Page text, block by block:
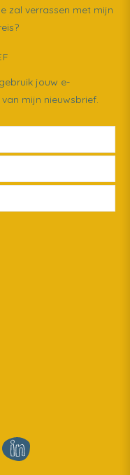
zal verrassen met mijn
jouw e-
mijn nieuwsbrief.